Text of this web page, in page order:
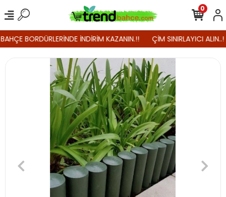
BORDÜRLERİNDE İNDİRİM KAZANIN.!! ÇİM SINIRLAYICI ALIN..!
0